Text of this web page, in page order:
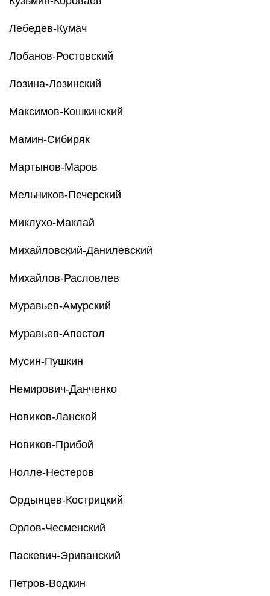
Лебедев-Кумач
Лобанов-Ростовский
Лозина-Лозинский
Максимов-Кошкинский
Мамин-Сибиряк
Мартынов-Маров
Мельников-Печерский
Миклухо-Маклай
Михайловский-Данилевский
Михайлов-Расловлев
Муравьев-Амурский
Муравьев-Апостол
Мусин-Пушкин
Немирович-Данченко
Новиков-Ланской
Новиков-Прибой
Нолле-Нестеров
Ордынцев-Кострицкий
Орлов-Чесменский
Паскевич-Эриванский
Петров-Водкин